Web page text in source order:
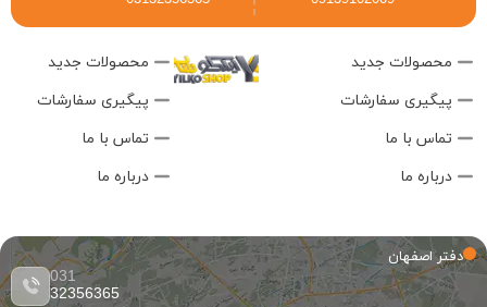
محصولات جدید
پیگیری سفارشات
تماس با ما
درباره ما
محصولات جدید
پیگیری سفارشات
تماس با ما
درباره ما
دفتر اصفهان
031
32356365